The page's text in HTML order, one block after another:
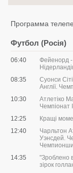
Программа
Футбол (Росія)
06:40
Фейенорд -
08:35
Суонси
Англії.
10:30
Атлетіко
Чемпіонат
12:25
Кращі
12:40
Чарльтон
Уэнсдей.
14:35
"Зроблено
зірок